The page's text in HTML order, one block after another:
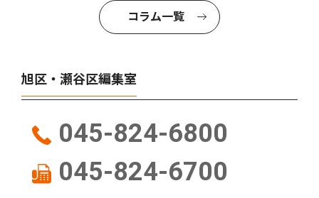
コラム一覧
旭区・瀬谷区編集室
045-824-6800
045-824-6700